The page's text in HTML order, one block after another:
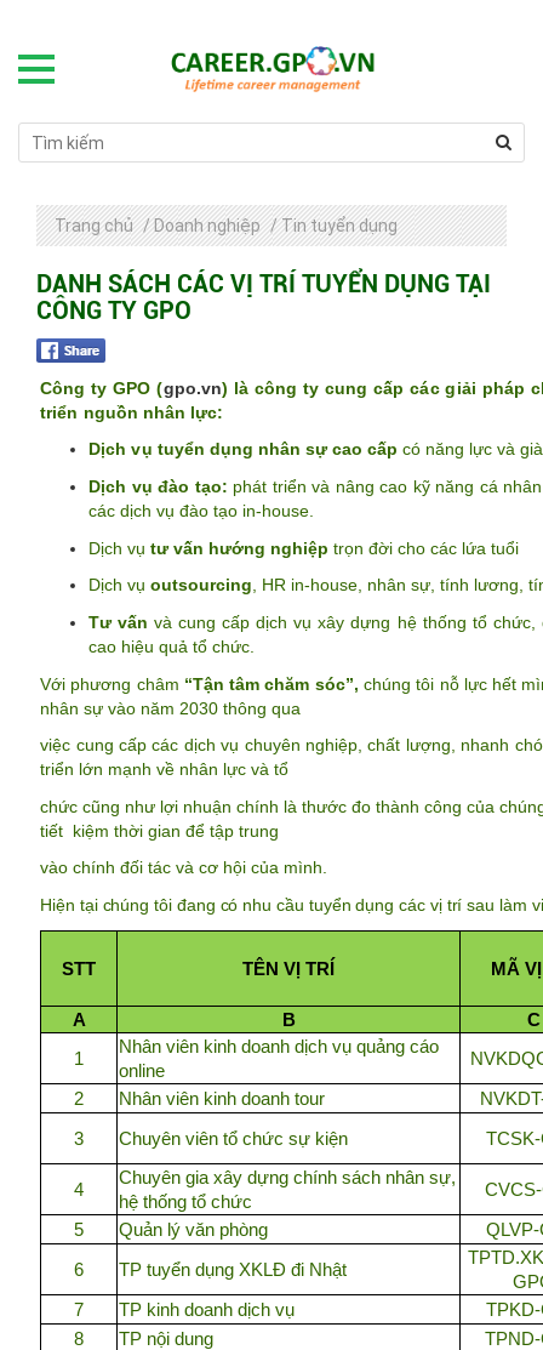
Trang chủ / Doanh nghiệp / Tin tuyển dụng
DANH SÁCH CÁC VỊ TRÍ TUYỂN DỤNG TẠI
CÔNG TY GPO
Công ty GPO (gpo.vn) là công ty cung cấp các giải pháp
triển nguồn nhân lực:
Dịch vụ tuyển dụng nhân sựcao cấpcó năng lực và
Dịch vụ đào tạo: phát triển và nâng cao kỹ năng cá
các dịch vụ đào tạo in-house.
Dịch vụtư vấn hướng nghiệptrọn đời cho các lứa tuổi
Dịch vụoutsourcing , HR in-house, nhân sự, tính lương,
Tư vấn và cung cấp dịch vụ xây dựng hệ thống tổ
cao hiệu quả tổ chức.
Với phương châm “Tận tâm chăm sóc”, chúng tôi nỗ lực hết
nhân sự vào năm 2030 thông qua
việc cung cấp các dịch vụ chuyên nghiệp, chất lượng, nhanh
triển lớn mạnh về nhân lực và tổ
chức cũng như lợi nhuận chính là thước đo thành công của
tiết kiệm thời gian để tập trung
vào chính đối tác và cơ hội của mình.
Hiện tại chúng tôi đang có nhu cầu tuyển dụng các vị trí sau làm
STT TÊN VỊ TRÍ MÃ
A B
C
1
Nhân viên kinh doanh dịch vụ quảng cáo
online
2 Nhân viên kinh doanh tour
3 Chuyên viên tổ chức sự kiện
4
Chuyên gia xây dựng chính sách nhân sự,
hệ thống tổ chức
5 Quản lý văn phòng
6 TP tuyển dụng XKLĐ đi Nhật
7
TP kinh doanh dịch vụ
8
TP nội dung